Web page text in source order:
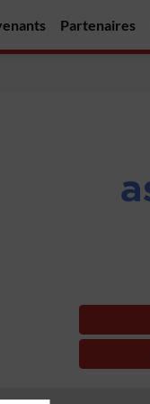
Partenaires